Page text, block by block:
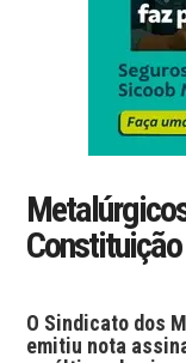
O Sindicato dos
emitiu nota